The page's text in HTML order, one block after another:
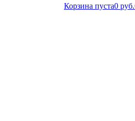
Корзина пуста0 руб.